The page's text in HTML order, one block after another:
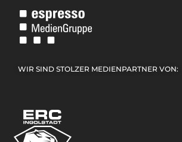
WIR SIND STOLZER MEDIENPARTNER VON: